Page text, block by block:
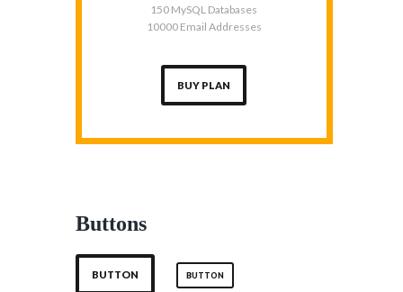
150 MySQL Databases
10000 Email Addresses
BUY PLAN
Buttons
BUTTON BUTTON